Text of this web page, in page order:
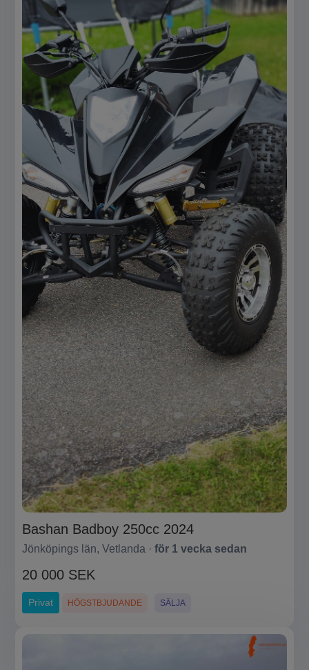
Bashan Badboy 250cc 2024
Jönköpings län, Vetlanda · för 1 vecka sedan
20 000 SEK
Privat HÖGSTBJUDANDE SÄLJA